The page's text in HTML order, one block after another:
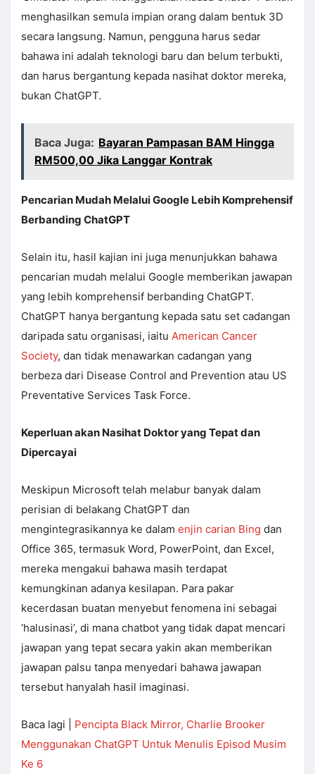
menghasilkan semula impian orang dalam bentuk 3D
secara langsung. Namun, pengguna harus sedar
bahawa ini adalah teknologi baru dan belum terbukti,
dan harus bergantung kepada nasihat doktor mereka,
bukan ChatGPT.
Baca Juga: Bayaran Pampasan BAM Hingga
RM500,00 Jika Langgar Kontrak
Pencarian Mudah Melalui Google Lebih Komprehensif
Berbanding ChatGPT
Selain itu, hasil kajian ini juga menunjukkan bahawa
pencarian mudah melalui Google memberikan jawapan
yang lebih komprehensif berbanding ChatGPT.
ChatGPT hanya bergantung kepada satu set cadangan
daripada satu organisasi, iaitu American Cancer
Society, dan tidak menawarkan cadangan yang
berbeza dari Disease Control and Prevention atau US
Preventative Services Task Force.
Keperluan akan Nasihat Doktor yang Tepat dan
Dipercayai
Meskipun Microsoft telah melabur banyak dalam
perisian di belakang ChatGPT dan
mengintegrasikannya ke dalam enjin carian Bing dan
Office 365, termasuk Word, PowerPoint, dan Excel,
mereka mengakui bahawa masih terdapat
kemungkinan adanya kesilapan. Para pakar
kecerdasan buatan menyebut fenomena ini sebagai
‘halusinasi’, di mana chatbot yang tidak dapat mencari
jawapan yang tepat secara yakin akan memberikan
jawapan palsu tanpa menyedari bahawa jawapan
tersebut hanyalah hasil imaginasi.
Baca lagi | Pencipta Black Mirror, Charlie Brooker
Menggunakan ChatGPT Untuk Menulis Episod Musim
Ke 6